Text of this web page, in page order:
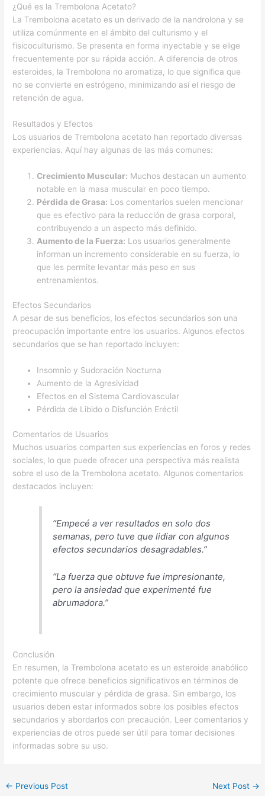
¿Qué es la Trembolona Acetato?
La Trembolona acetato es un derivado de la nandrolona y se
utiliza comúnmente en el ámbito del culturismo y el
fisicoculturismo. Se presenta en forma inyectable y se elige
frecuentemente por su rápida acción. A diferencia de otros
esteroides, la Trembolona no aromatiza, lo que significa que
no se convierte en estrógeno, minimizando así el riesgo de
retención de agua.
Resultados y Efectos
Los usuarios de Trembolona acetato han reportado diversas
experiencias. Aquí hay algunas de las más comunes:
Crecimiento Muscular: Muchos destacan un aumento
notable en la masa muscular en poco tiempo.
Pérdida de Grasa: Los comentarios suelen mencionar
que es efectivo para la reducción de grasa corporal,
contribuyendo a un aspecto más definido.
Aumento de la Fuerza: Los usuarios generalmente
informan un incremento considerable en su fuerza, lo
que les permite levantar más peso en sus
entrenamientos.
Efectos Secundarios
A pesar de sus beneficios, los efectos secundarios son una
preocupación importante entre los usuarios. Algunos efectos
secundarios que se han reportado incluyen:
Insomnio y Sudoración Nocturna
Aumento de la Agresividad
Efectos en el Sistema Cardiovascular
Pérdida de Libido o Disfunción Eréctil
Comentarios de Usuarios
Muchos usuarios comparten sus experiencias en foros y redes
sociales, lo que puede ofrecer una perspectiva más realista
sobre el uso de la Trembolona acetato. Algunos comentarios
destacados incluyen:
“Empecé a ver resultados en solo dos
semanas, pero tuve que lidiar con algunos
efectos secundarios desagradables.”
“La fuerza que obtuve fue impresionante,
pero la ansiedad que experimenté fue
abrumadora.”
Conclusión
En resumen, la Trembolona acetato es un esteroide anabólico
potente que ofrece beneficios significativos en términos de
crecimiento muscular y pérdida de grasa. Sin embargo, los
usuarios deben estar informados sobre los posibles efectos
secundarios y abordarlos con precaución. Leer comentarios y
experiencias de otros puede ser útil para tomar decisiones
informadas sobre su uso.
← Previous Post Next Post →